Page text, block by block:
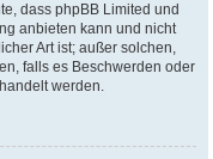
dass phpBB Limited und
anbieten kann und nicht
Art ist; außer solchen,
falls es Beschwerden oder
werden.